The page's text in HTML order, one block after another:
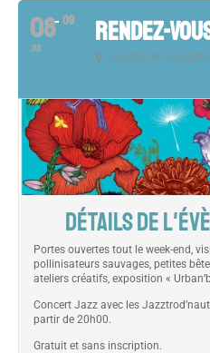
08
JUI
09 RENDEZ-
Jardin de
DÉTAILS DE
Portes ouvertes tout le week-end,
pollinisateurs sauvages, petites
ateliers créatifs, exposition «
Concert Jazz avec les
partir de 20h00.
Gratuit et sans inscription.